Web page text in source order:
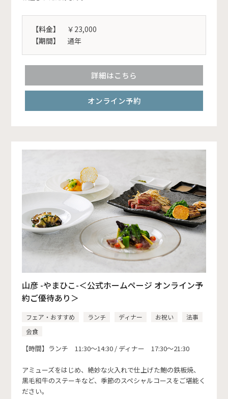
【料金】
￥23,000
【期間】
通年
詳細はこちら
オンライン予約
山彦 -やまひこ-＜公式ホームページ オンライン予
約ご優待あり＞
フェア・おすすめ ランチ ディナー お祝い
法事
会食
【時間】ランチ 11:30～14:30 / ディナー 17:30～21:30
アミューズをはじめ、絶妙な火入れで仕上げた鮑の鉄板焼、
黒毛和牛のステーキなど、季節のスペシャルコースをご堪能く
ださい。